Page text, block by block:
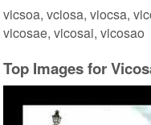
vicsoa, vciosa, viocsa,
vicosae, vicosai, vicosao
Top Images for